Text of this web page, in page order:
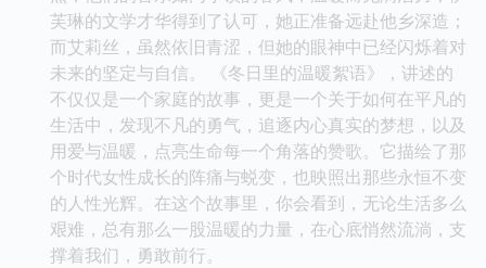
芙琳的文学才华得到了认可，她正准备远赴他乡深造；
而艾莉丝，虽然依旧青涩，但她的眼神中已经闪烁着对
未来的坚定与自信。 《冬日里的温暖絮语》，讲述的
不仅仅是一个家庭的故事，更是一个关于如何在平凡的
生活中，发现不凡的勇气，追逐内心真实的梦想，以及
用爱与温暖，点亮生命每一个角落的赞歌。它描绘了那
个时代女性成长的阵痛与蜕变，也映照出那些永恒不变
的人性光辉。在这个故事里，你会看到，无论生活多么
艰难，总有那么一股温暖的力量，在心底悄然流淌，支
撑着我们，勇敢前行。